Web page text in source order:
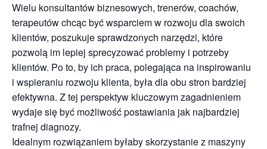
Wielu konsultantów biznesowych, trenerów, coachów,
terapeutów chcąc być wsparciem w rozwoju dla swoich
klientów, poszukuje sprawdzonych narzędzi, które
pozwolą im lepiej sprecyzować problemy i potrzeby
klientów. Po to, by ich praca, polegająca na inspirowaniu
i wspieraniu rozwoju klienta, była dla obu stron bardziej
efektywna. Z tej perspektyw kluczowym zagadnieniem
wydaje się być możliwość postawiania jak najbardziej
trafnej diagnozy.
Idealnym rozwiązaniem byłaby skorzystanie z maszyny